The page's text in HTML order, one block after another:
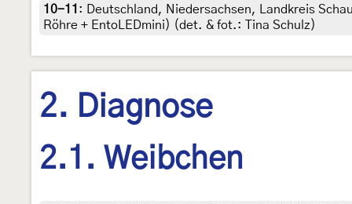
10-11 :
Deutschland, Niedersachsen, Landkreis
Röhre + EntoLEDmini) (det. & fot.: Tina Schulz)
2. Diagnose
2.1. Weibchen